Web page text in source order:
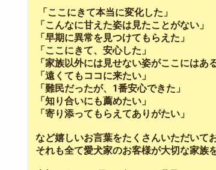
「ここにきて本当に変化した」
「こんなに甘えた姿は見たことがない」
「早期に異常を見つけてもらえた」
「ここにきて、安心した」
「家族以外には見せない姿がここにはあ
「遠くてもココに来たい」
「難民だったが、1番安心できた」
「知り合いにも薦めたい」
「寄り添ってもらえてありがたい」
など嬉しいお言葉をたくさんいただいて
それも全て愛犬家のお客様が大切な家族